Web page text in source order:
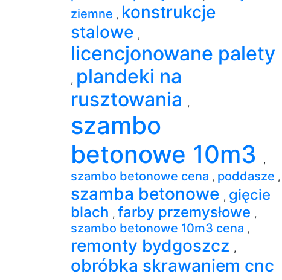
ziemne , konstrukcje
stalowe ,
licencjonowane palety
, plandeki na
rusztowania ,
szambo
betonowe 10m3
,
szambo betonowe cena , poddasze ,
szamba betonowe , gięcie
blach , farby przemysłowe ,
szambo betonowe 10m3 cena ,
remonty bydgoszcz ,
obróbka skrawaniem cnc